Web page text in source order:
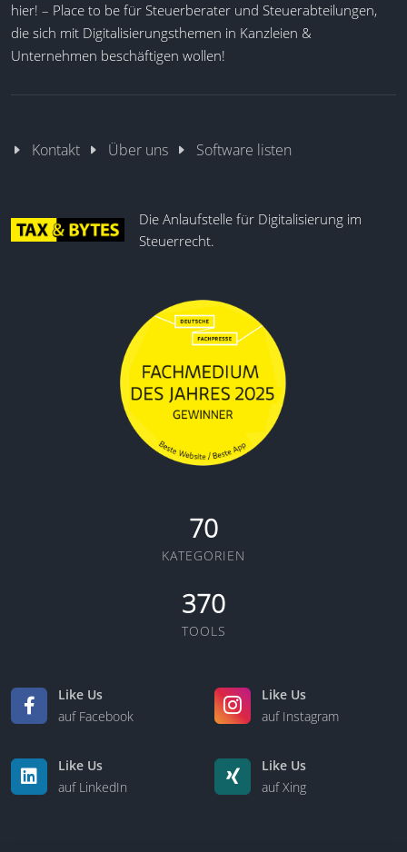
hier! – Place to be für Steuerberater und Steuerabteilungen,
die sich mit Digitalisierungsthemen in Kanzleien &
Unternehmen beschäftigen wollen!
Kontakt Über uns Software listen
Die Anlaufstelle für Digitalisierung im
Steuerrecht.
70
KATEGORIEN
370
TOOLS
Like Us
auf Facebook
Like Us
auf Instagram
Like Us
auf LinkedIn
Like Us
auf Xing